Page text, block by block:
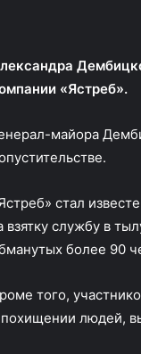
«Ястреб».
майора
стал
взятку службу в
более 90
того,
людей,